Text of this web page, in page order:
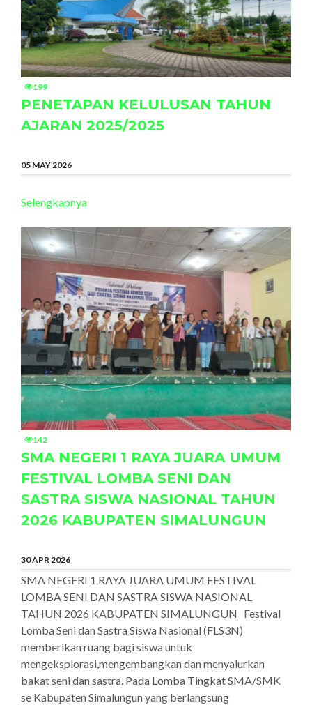
199
PENETAPAN KELULUSAN TAHUN
AJARAN 2025/2025
05 MAY 2026
Selengkapnya
142
SMA NEGERI 1 RAYA JUARA UMUM
FESTIVAL LOMBA SENI DAN
SASTRA SISWA NASIONAL TAHUN
2026 KABUPATEN SIMALUNGUN
30 APR 2026
SMA NEGERI 1 RAYA JUARA UMUM FESTIVAL
LOMBA SENI DAN SASTRA SISWA NASIONAL
TAHUN 2026 KABUPATEN SIMALUNGUN Festival
Lomba Seni dan Sastra Siswa Nasional (FLS3N)
memberikan ruang bagi siswa untuk
mengeksplorasi,mengembangkan dan menyalurkan
bakat seni dan sastra. Pada Lomba Tingkat SMA/SMK
se Kabupaten Simalungun yang berlangsung